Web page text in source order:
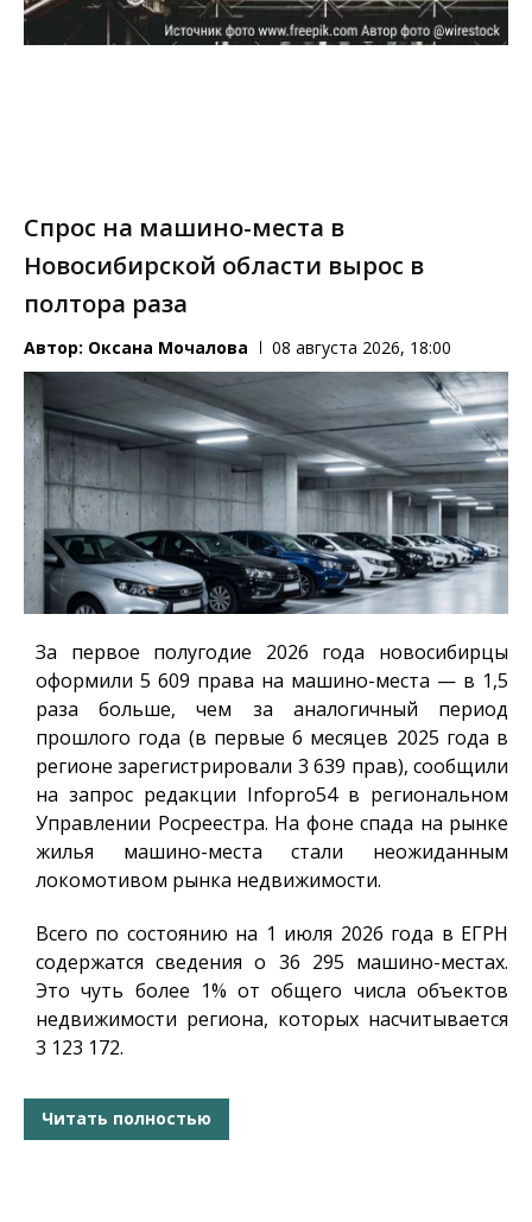
Спрос на машино-места в
Новосибирской области вырос в
полтора раза
Автор: Оксана Мочалова 08 августа 2026, 18:00
За первое полугодие 2026 года новосибирцы
оформили 5 609 права на машино-места — в 1,5
раза больше, чем за аналогичный период
прошлого года (в первые 6 месяцев 2025 года в
регионе зарегистрировали 3 639 прав), сообщили
на запрос редакции Infopro54в региональном
Управлении Росреестра. На фоне спада на рынке
жилья машино-места стали неожиданным
локомотивом рынка недвижимости.
Всего по состоянию на 1 июля 2026 года в ЕГРН
содержатся сведения о 36 295 машино-местах.
Это чуть более 1% от общего числа объектов
недвижимости региона, которых насчитывается
3 123 172.
Читать полностью